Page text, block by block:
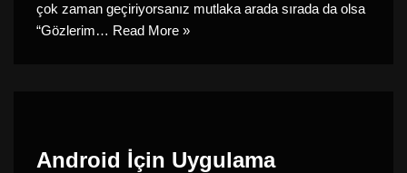
çok zaman geçiriyorsanız mutlaka arada sırada da olsa
“Gözlerim… Read More »
Android İçin Uygulama